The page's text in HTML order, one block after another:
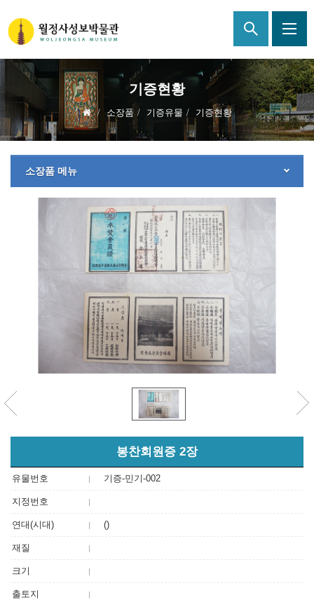
기증현황
소장품 기증유물 기증현황
소장품 메뉴
봉찬회원증 2장
유물번호 기증-민기-002
지정번호
연대(시대) ()
재질
크기
출토지